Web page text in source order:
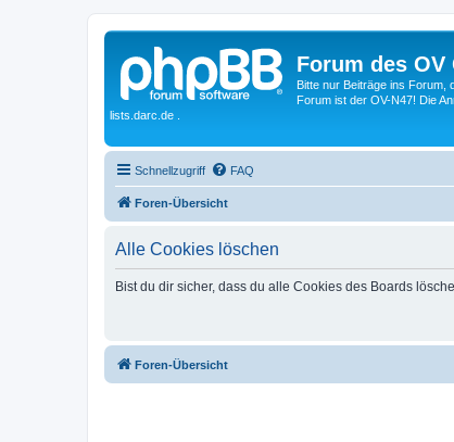
Forum des
Bitte nur Beiträge ins Forum,
Forum ist der OV-N47! Die
lists.darc.de .
Schnellzugriff FAQ
Foren-Übersicht
Alle Cookies löschen
Bist du dir sicher, dass du alle Cookies des Boards
Foren-Übersicht